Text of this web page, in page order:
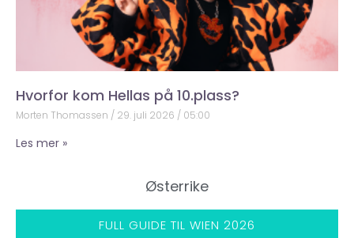
Hvorfor kom Hellas på 10.plass?
Morten Thomassen 29. juli 2026 05:00
Les mer »
Østerrike
FULL GUIDE TIL WIEN 2026